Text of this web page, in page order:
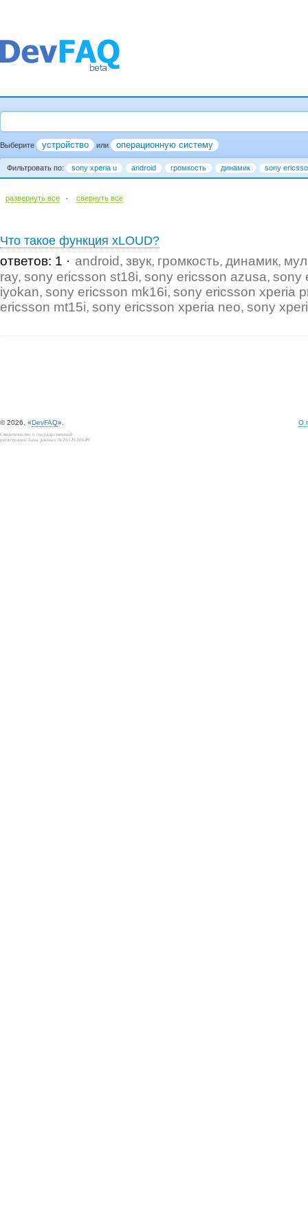
Выберите устройство или операционную систему
Фильтровать по: sony xperia u android громкость динамик sony
развернуть все · cвернуть все
Что такое функция xLOUD?
ответов: 1 android звук громкость динамик
ray sony ericsson st18i sony ericsson azusa sony
iyokan sony ericsson mk16i sony ericsson xperia
ericsson mt15i sony ericsson xperia neo sony
© 2026, «DevFAQ». О
Свидетельство о государственной
регистрации базы данных №2012620649.